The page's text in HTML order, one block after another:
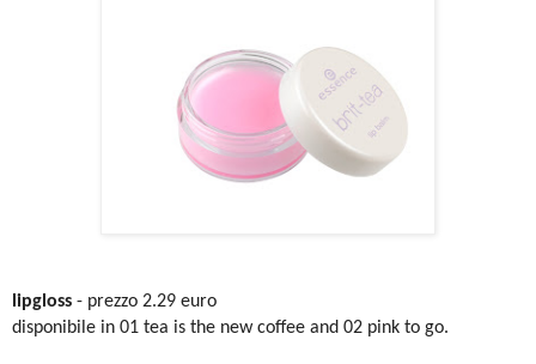
lipgloss - prezzo 2.29 euro
disponibile in 01 tea is the new coffee and 02 pink to go.